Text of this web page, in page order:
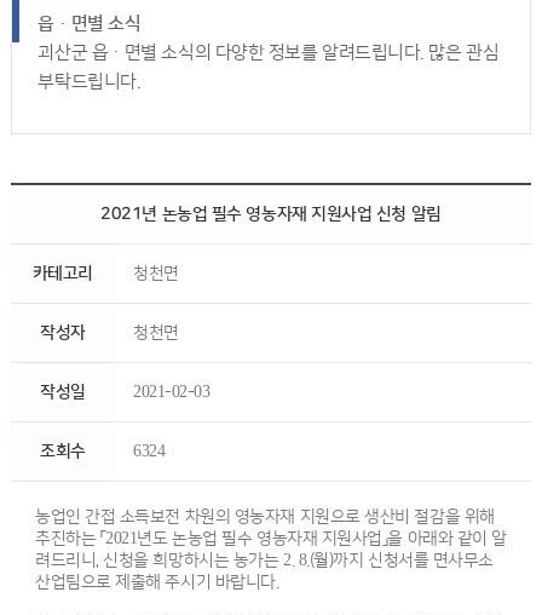
읍ㆍ면별 소식
괴산군 읍ㆍ면별 소식의 다양한 정보를 알려드립니다. 많은 관심
부탁드립니다.
2021년 논농업 필수 영농자재 지원사업 신청 알림
카테고리 청천면
작성자 청천면
작성일 2021-02-03
조회수 6324
농업인 간접 소득보전 차원의 영농자재 지원으로 생산비 절감을 위해
추진하는 「2021년도 논농업 필수 영농자재 지원사업」을 아래와 같이 알
려드리니, 신청을 희망하시는 농가는 2. 8.(월)까지 신청서를 면사무소
산업팀으로 제출해 주시기 바랍니다.